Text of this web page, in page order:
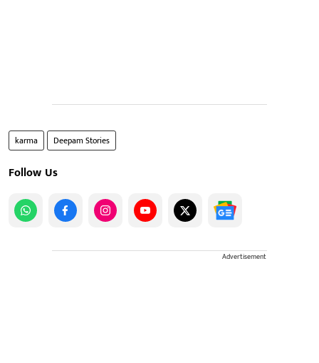
karma Deepam Stories
Follow Us
Advertisement